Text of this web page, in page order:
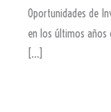
Oportunidades de
en los últimos años
[…]